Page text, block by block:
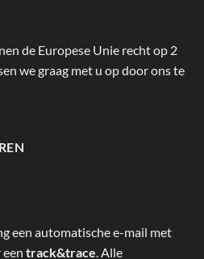
de Europese Unie recht op 2
we graag met u op door ons te
een automatische e-mail met
track&trace . Alle